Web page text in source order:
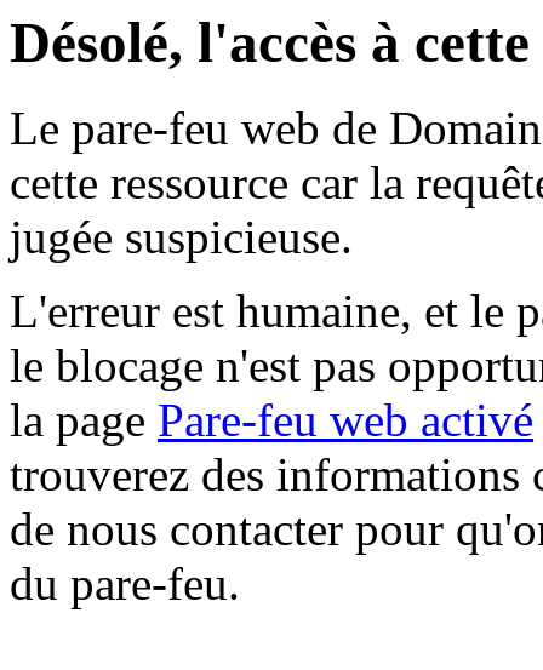
Désolé, l'accès à
Le pare-feu web de
cette ressource car la
jugée suspicieuse.
L'erreur est humaine, et le
le blocage n'est pas
la page Pare-feu web activé
trouverez des informations
de nous contacter pour
du pare-feu.